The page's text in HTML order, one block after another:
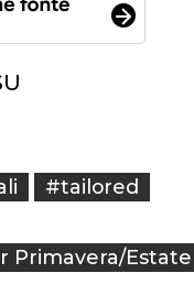
#tailored
Primavera/